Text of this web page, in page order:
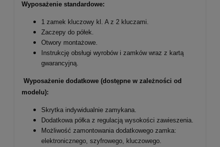
Wyposażenie standardowe:
1 zamek kluczowy kl. A z 2 kluczami.
Zaczepy do półek.
Otwory montażowe.
Instrukcję obsługi wyrobów i zamków wraz z kartą
gwarancyjną.
Wyposażenie dodatkowe (dostępne w zależności od
modelu):
Skrytka indywidualnie zamykana.
Dodatkowa półka z regulacją wysokości zawieszenia.
Możliwość zamontowania dodatkowego zamka:
elektronicznego, szyfrowego, kluczowego.